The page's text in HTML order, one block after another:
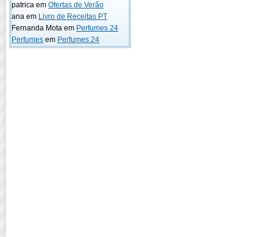
patrica em Ofertas de Verão
ana em Livro de Receitas PT
Fernanda Mota em Perfumes 24
Perfumes em Perfumes 24